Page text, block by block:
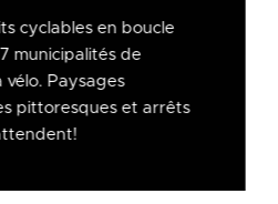
cyclables en boucle
municipalités de
Paysages
pittoresques et arrêts